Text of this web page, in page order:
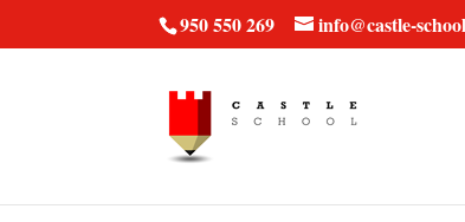
950 550 269 info@castle-